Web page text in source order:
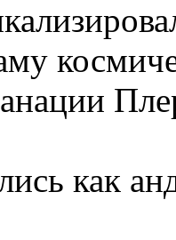
как